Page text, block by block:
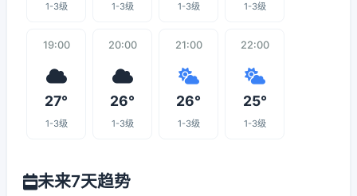
1-3级 1-3级 1-3级 1-3级
19:00
27°
1-3级
20:00
26°
1-3级
21:00
26°
1-3级
22:00
25°
1-3级
未来7天趋势